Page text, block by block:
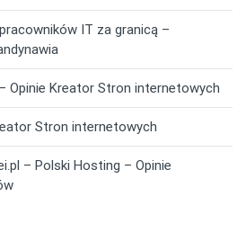
IT za granicą –
Opinie Kreator Stron internetowych
Stron internetowych
– Polski Hosting – Opinie